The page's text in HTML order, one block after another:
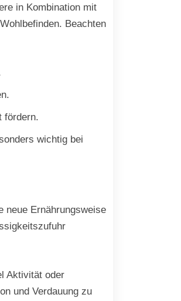
in Kombination mit
Beachten
fördern.
wichtig bei
neue Ernährungsweise
Aktivität oder
und Verdauung zu